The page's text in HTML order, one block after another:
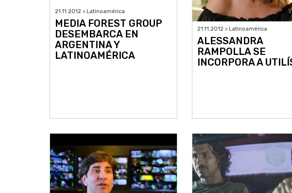
21.11.2012 > Latinoamérica
MEDIA FOREST GROUP
DESEMBARCA EN
ARGENTINA Y
LATINOAMÉRICA
21.11.2012 > Latinoamérica
ALESSANDRA
RAMPOLLA SE
INCORPORA A